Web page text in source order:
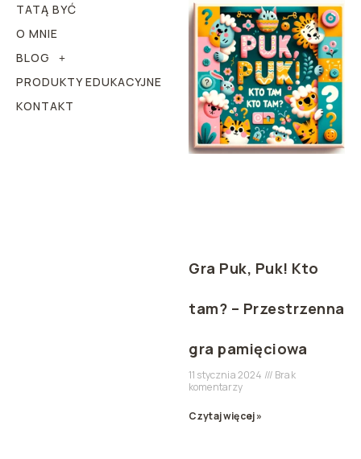
TATĄ BYĆ
O MNIE
BLOG
PRODUKTY EDUKACYJNE
KONTAKT
Gra Puk, Puk! Kto
tam? – Przestrzenna
gra pamięciowa
11 stycznia 2024
Brak
komentarzy
Czytaj więcej »